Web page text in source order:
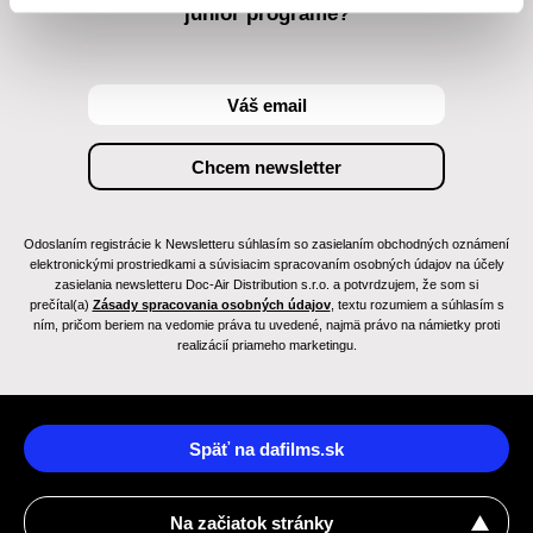
junior programe?
Odoslaním registrácie k Newsletteru súhlasím so zasielaním obchodných oznámení
elektronickými prostriedkami a súvisiacim spracovaním osobných údajov na účely
zasielania newsletteru Doc-Air Distribution s.r.o. a potvrdzujem, že som si
prečítal(a) Zásady spracovania osobných údajov, textu rozumiem a súhlasím s
ním, pričom beriem na vedomie práva tu uvedené, najmä právo na námietky proti
realizácií priameho marketingu.
Späť na dafilms.sk
Na začiatok stránky